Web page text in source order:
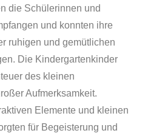
die Schülerinnen und
und konnten ihre
ruhigen und gemütlichen
Die Kindergartenkinder
des kleinen
Aufmerksamkeit.
Elemente und kleinen
für Begeisterung und